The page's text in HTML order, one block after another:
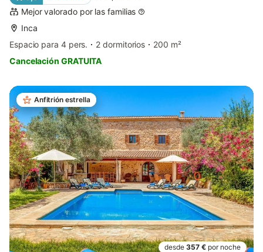
Mejor valorado por las familias
Inca
Espacio para 4 pers.
2 dormitorios
200 m²
Cancelación GRATUITA
Anfitrión estrella
desde 357 € por noche